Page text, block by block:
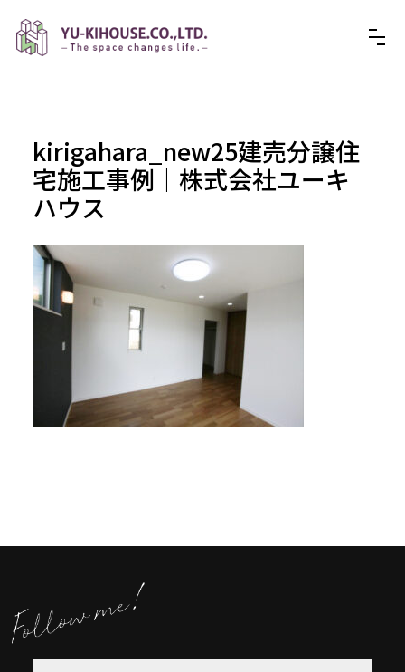
kirigahara_new25建売分譲住
宅施工事例│株式会社ユーキ
ハウス